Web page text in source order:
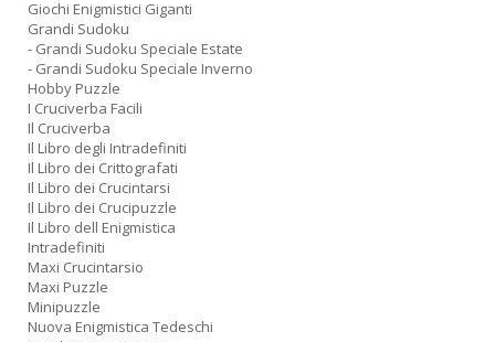
Giochi Enigmistici Giganti
Grandi Sudoku
- Grandi Sudoku Speciale Estate
- Grandi Sudoku Speciale Inverno
Hobby Puzzle
I Cruciverba Facili
Il Cruciverba
Il Libro degli Intradefiniti
Il Libro dei Crittografati
Il Libro dei Crucintarsi
Il Libro dei Crucipuzzle
Il Libro dell Enigmistica
Intradefiniti
Maxi Crucintarsio
Maxi Puzzle
Minipuzzle
Nuova Enigmistica Tedeschi